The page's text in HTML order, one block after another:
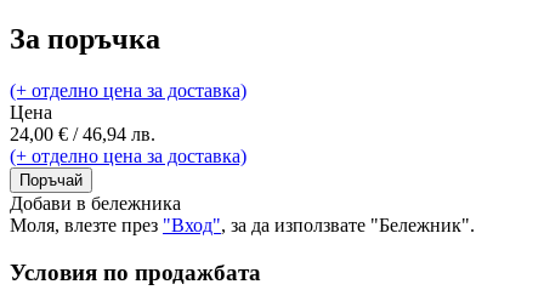
За поръчка
(+ отделно цена за доставка)
Цена
24,00 € / 46,94 лв.
(+ отделно цена за доставка)
Поръчай
Добави в бележника
Моля, влезте през "Вход", за да използвате "Бележник".
Условия по продажбата